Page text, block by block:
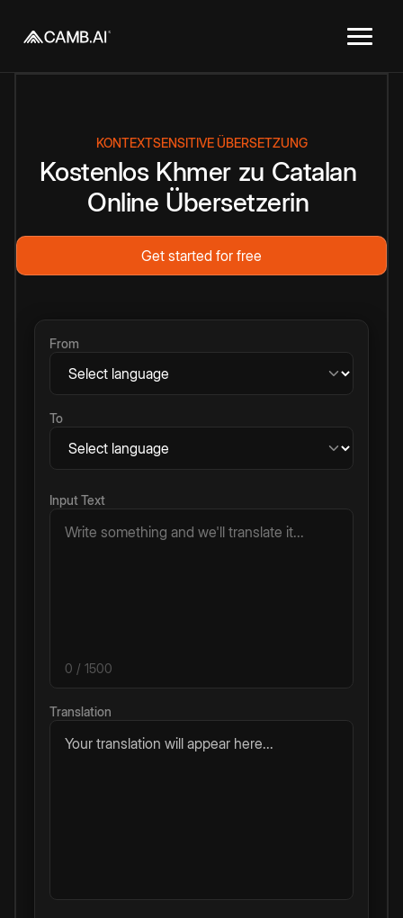
KONTEXTSENSITIVE ÜBERSETZUNG
Kostenlos Khmer zu Catalan
Online Übersetzerin
Get started for free
From
To
Input Text
0 / 1500
Translation
Your translation will appear here...